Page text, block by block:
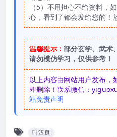
（5）不用担心不给资料，
心，看到了都会发给您的！
温馨提示： 部分玄学、武术
请勿模仿学习，仅供参考！
以上内容由网站用户发布，
即删除！联系微信：
站免责声明
叶汉良